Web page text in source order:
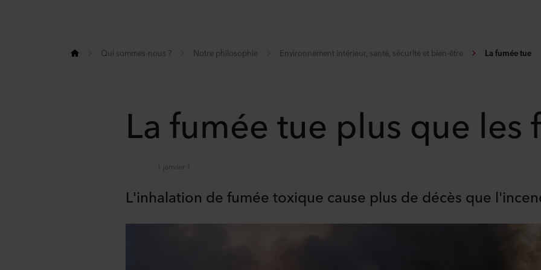
Qui sommes-nous ? Notre philosophie Environnement intérieur, santé, sécurité et bien-être La fumée tue
La fumée tue plus que les
1 janvier 1
L'inhalation de fumée toxique cause plus de décès que